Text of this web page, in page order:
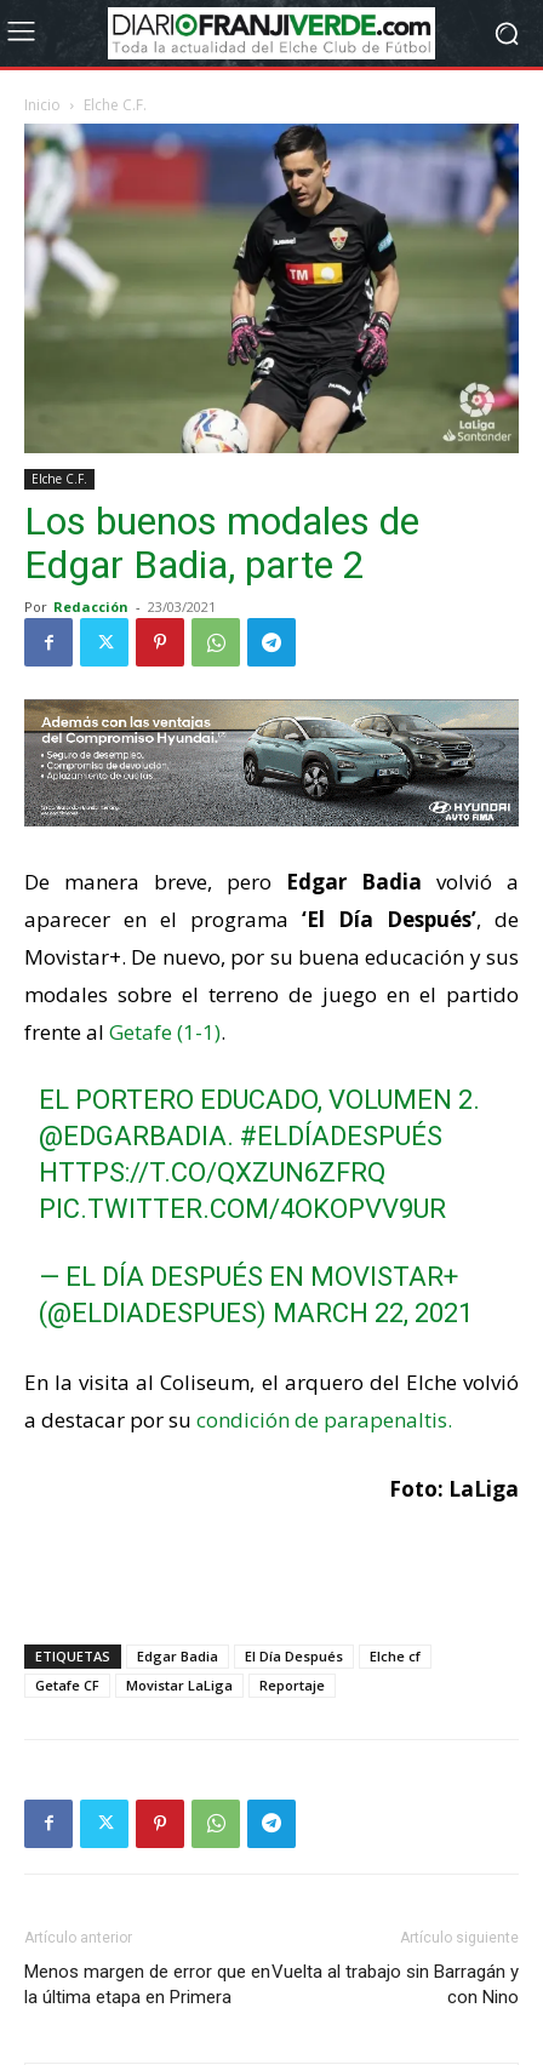
Inicio Elche C.F.
Elche C.F.
Los buenos modales de
Edgar Badia, parte 2
Por Redacción - 23/03/2021
De manera breve, pero Edgar Badia volvió a
aparecer en el programa ‘El Día Después’, de
Movistar+. De nuevo, por su buena educación y sus
modales sobre el terreno de juego en el partido
frente al Getafe (1-1).
EL PORTERO EDUCADO, VOLUMEN 2.
@EDGARBADIA. #ELDÍADESPUÉS
HTTPS://T.CO/QXZUN6ZFRQ
PIC.TWITTER.COM/4OKOPVV9UR
— EL DÍA DESPUÉS EN MOVISTAR+
(@ELDIADESPUES) MARCH 22, 2021
En la visita al Coliseum, el arquero del Elche volvió
a destacar por su condición de parapenaltis.
Foto: LaLiga
ETIQUETAS Edgar Badia El Día Después
Elche cf
Getafe CF
Movistar LaLiga Reportaje
Artículo anterior
Menos margen de error que en
la última etapa en Primera
Artículo siguiente
Vuelta al trabajo sin Barragán y
con Nino